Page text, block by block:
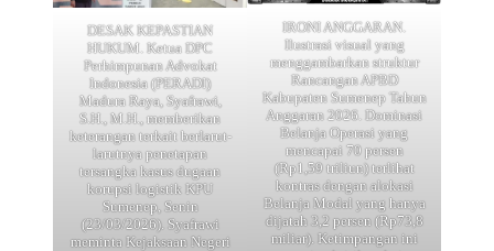
DESAK KEPASTIAN
HUKUM. Ketua DPC
Perhimpunan Advokat
Indonesia (PERADI)
Madura Raya, Syafrawi,
S.H., M.H., memberikan
keterangan terkait berlarut-
larutnya penetapan
tersangka kasus dugaan
korupsi logistik KPU
Sumenep, Senin
(23/03/2026). Syafrawi
meminta Kejaksaan Negeri
IRONI ANGGARAN.
Ilustrasi visual yang
menggambarkan struktur
Rancangan APBD
Kabupaten Sumenep Tahun
Anggaran 2026. Dominasi
Belanja Operasi yang
mencapai 70 persen
(Rp1,59 triliun) terlihat
kontras dengan alokasi
Belanja Modal yang hanya
dijatah 3,2 persen (Rp73,8
miliar). Ketimpangan ini